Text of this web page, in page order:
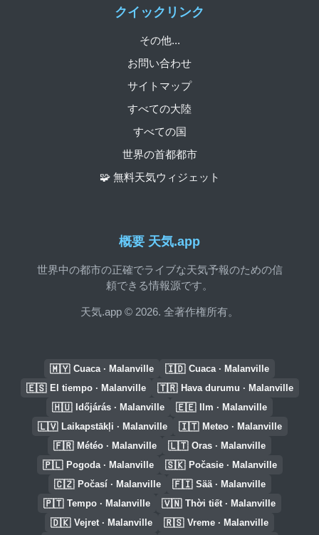
概要 天気.app
世界中の都市の正確でライブな天気予報のための信
頼できる情報源です。
天気.app © 2026. 全著作権所有。
クイックリンク
その他...
お問い合わせ
サイトマップ
すべての大陸
すべての国
世界の首都都市
🧩 無料天気ウィジェット
🇲🇾 Cuaca · Malanville 🇮🇩 Cuaca · Malanville
🇪🇸 El tiempo · Malanville 🇹🇷 Hava durumu · Malanville
🇭🇺 Időjárás · Malanville 🇪🇪 Ilm · Malanville
🇱🇻 Laikapstākļi · Malanville 🇮🇹 Meteo · Malanville
🇫🇷 Météo · Malanville 🇱🇹 Oras · Malanville
🇵🇱 Pogoda · Malanville 🇸🇰 Počasie · Malanville
🇨🇿 Počasí · Malanville 🇫🇮 Sää · Malanville
🇵🇹 Tempo · Malanville 🇻🇳 Thời tiết · Malanville
🇩🇰 Vejret · Malanville 🇷🇸 Vreme · Malanville